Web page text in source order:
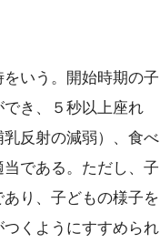
いう。開始時期の子
き、５秒以上座れ
反射の減弱）、食べ
である。ただし、子
り、子どもの様子を
くようにすすめられ